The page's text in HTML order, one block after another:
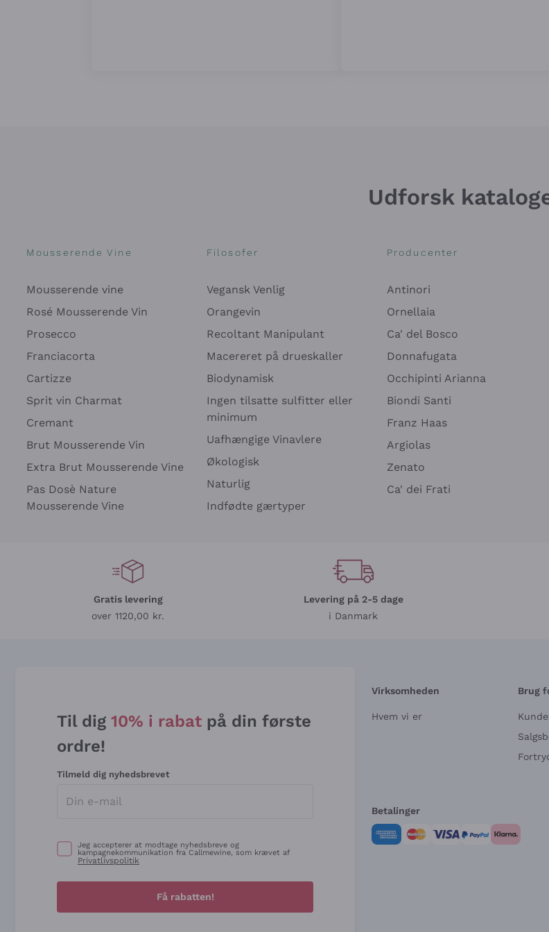
Udforsk
Mousserende Vine
Mousserende vine
Rosé Mousserende Vin
Prosecco
Franciacorta
Cartizze
Sprit vin Charmat
Cremant
Brut Mousserende Vin
Extra Brut Mousserende Vine
Pas Dosè Nature
Mousserende Vine
Filosofer
Vegansk Venlig
Orangevin
Recoltant Manipulant
Macereret på drueskaller
Biodynamisk
Ingen tilsatte sulfitter eller
minimum
Uafhængige Vinavlere
Økologisk
Naturlig
Indfødte gærtyper
Producenter
Antinori
Ornellaia
Ca' del Bosco
Donnafugata
Occhipinti Arianna
Biondi Santi
Franz Haas
Argiolas
Zenato
Ca' dei Frati
Gratis levering
over 1120,00 kr.
Levering på 2-5 dage
i Danmark
Til dig 10% i rabat på din første
ordre!
Tilmeld dig nyhedsbrevet
Jeg accepterer at modtage nyhedsbreve og
kampagnekommunikation fra Callmewine, som krævet af
Privatlivspolitik
Få rabatten!
Virksomheden
Hvem vi er
Brug
Betalinger